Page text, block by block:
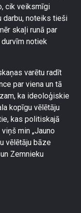
cik veiksmīgi
noteiks tieši
skaļi runā par
notiek
varētu radīt
par viena un tā
ka ideoloģiskie
kopīgu vēlētāju
kas politiskajā
min „Jauno
vēlētāju bāze
Zemnieku